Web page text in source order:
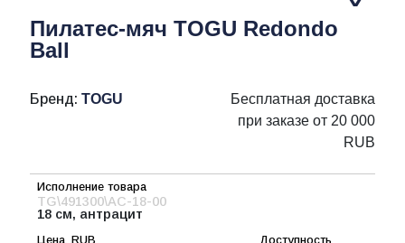
Пилатес-мяч TOGU Redondo
Ball
Бренд: TOGU
Бесплатная доставка
при заказе от 20 000
RUB
TG\491300\AC-18-00
18 см, антрацит